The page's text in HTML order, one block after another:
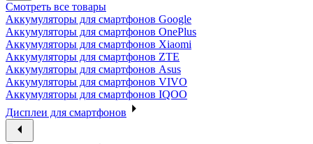
Смотреть все товары
Аккумуляторы для смартфонов Google
Аккумуляторы для смартфонов OnePlus
Аккумуляторы для смартфонов Xiaomi
Аккумуляторы для смартфонов ZTE
Аккумуляторы для cмартфонов Asus
Аккумуляторы для смартфонов VIVO
Аккумуляторы для смартфонов IQOO
Дисплеи для смартфонов